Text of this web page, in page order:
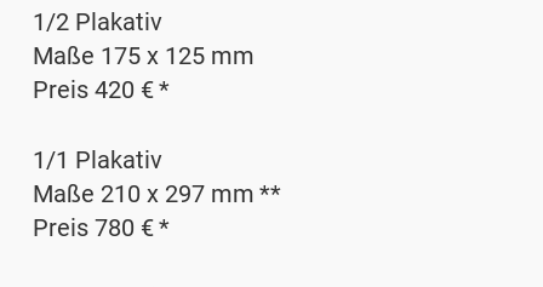
1/2 Plakativ
Maße 175 x 125 mm
Preis 420 € *
1/1 Plakativ
Maße 210 x 297 mm **
Preis 780 € *